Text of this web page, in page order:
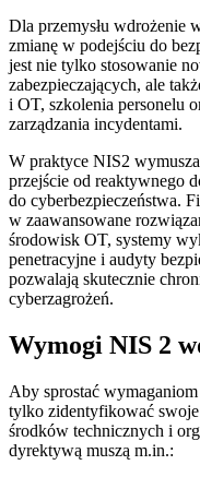
Dla przemysłu wdrożenie
zmianę w podejściu do
jest nie tylko stosowanie
zabezpieczających, ale
i OT, szkolenia personelu
zarządzania incydentami.
W praktyce NIS2
przejście od reaktywnego
do cyberbezpieczeństwa.
w zaawansowane
środowisk OT, systemy
penetracyjne i audyty
pozwalają skutecznie
cyberzagrożeń.
Wymogi NIS 2
Aby sprostać
tylko zidentyfikować
środków technicznych i
dyrektywą muszą m.in.: